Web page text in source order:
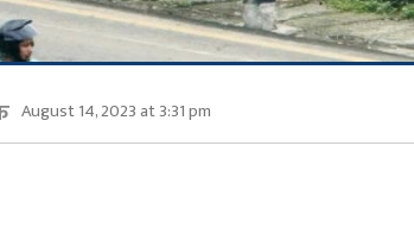
August 14, 2023 at 3:31 pm